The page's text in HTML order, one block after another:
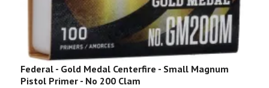
Federal - Gold Medal Centerfire - Small Magnum
Pistol Primer - No 200 Clam